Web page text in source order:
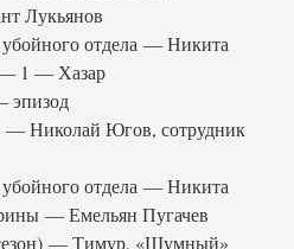
Лукьянов
отдела — Никита
1 — Хазар
эпизод
— Николай Югов, сотрудник
отдела — Никита
— Емельян Пугачев
— Тимур, «Шумный»